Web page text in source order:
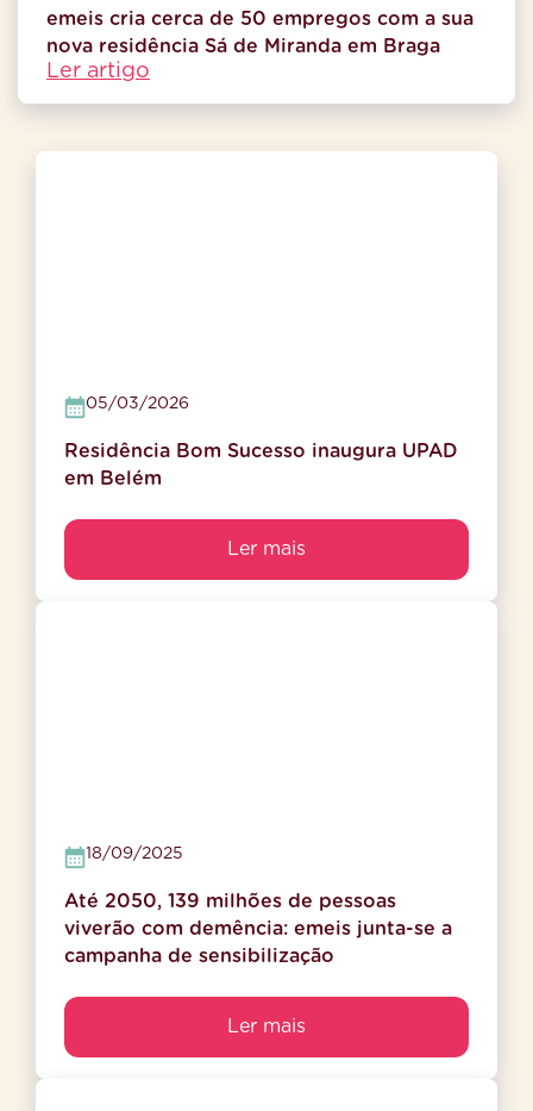
emeis cria cerca de 50 empregos com a sua
nova residência Sá de Miranda em Braga
Ler artigo
05/03/2026
Residência Bom Sucesso inaugura UPAD
em Belém
Ler mais
18/09/2025
Até 2050, 139 milhões de pessoas
viverão com demência: emeis junta-se a
campanha de sensibilização
Ler mais